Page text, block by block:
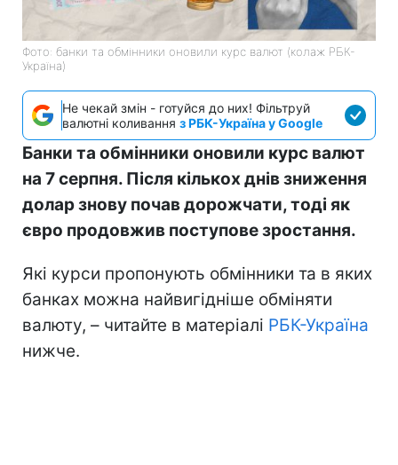
Фото: банки та обмінники оновили курс валют (колаж РБК-
Україна)
Не чекай змін - готуйся до них! Фільтруй
валютні коливання з РБК-Україна у Google
Банки та обмінники оновили курс валют
на 7 серпня. Після кількох днів зниження
долар знову почав дорожчати, тоді як
євро продовжив поступове зростання.
Які курси пропонують обмінники та в яких
банках можна найвигідніше обміняти
валюту, – читайте в матеріалі РБК-Україна
нижче.